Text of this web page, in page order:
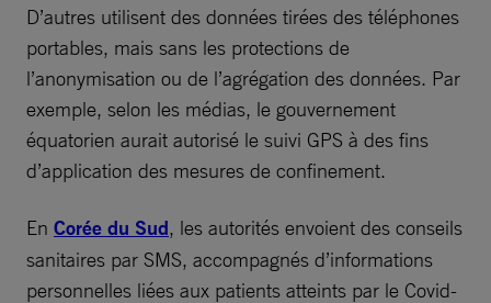
D’autres utilisent des données tirées des téléphones
portables, mais sans les protections de
l’anonymisation ou de l’agrégation des données. Par
exemple, selon les médias, le gouvernement
équatorien aurait autorisé le suivi GPS à des fins
d’application des mesures de confinement.
En Corée du Sud, les autorités envoient des conseils
sanitaires par SMS, accompagnés d’informations
personnelles liées aux patients atteints par le Covid-